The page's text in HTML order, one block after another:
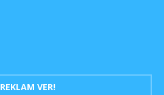
REKLAM VER!